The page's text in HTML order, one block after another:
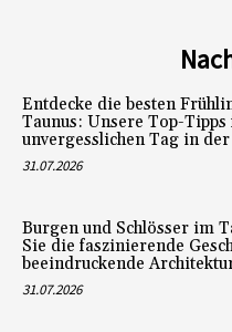
Entdecke die besten
Taunus: Unsere Top-
unvergesslichen Tag in
31.07.2026
Burgen und Schlösser im
Sie die faszinierende
beeindruckende
31.07.2026